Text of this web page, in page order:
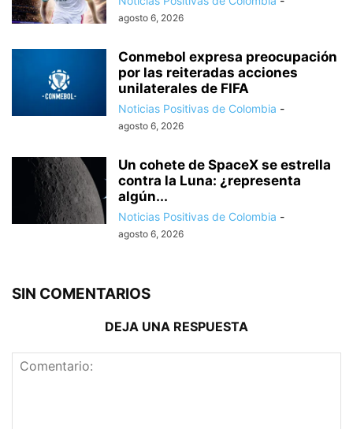
agosto 6, 2026
Conmebol expresa preocupación
por las reiteradas acciones
unilaterales de FIFA
Noticias Positivas de Colombia -
agosto 6, 2026
Un cohete de SpaceX se estrella
contra la Luna: ¿representa
algún...
Noticias Positivas de Colombia -
agosto 6, 2026
SIN COMENTARIOS
DEJA UNA RESPUESTA